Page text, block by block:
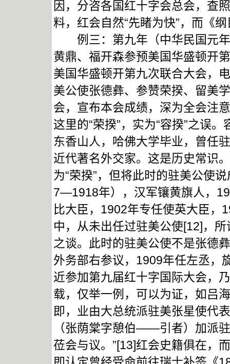
因，分咨各国红十字会总会，查
料，红会自然“先睹为快”，而《
例三：第九年（中华民国元年
黄鼎、福开森参预美国华盛顿开
美国华盛顿开第九次联合大会，
美公使张德彝、参赞荣揆、留美
会，宣布本会成绩，深为全会注
这里的“荣揆”，实为“容揆”之误
东香山人，哈佛大学毕业，曾任
近代著名外交家。这是历史常识
为“荣揆”，但将此时的驻美公使
7—1918年），汉军镶黄旗人，
比大臣，1902年专任使英大臣，
中，从未出任过驻美公使[12]，
之谈。此时的驻美公使不是张德
外务部右参议，1909年任左丞，
近参加第九届红十字国际大会，
载，仅举一例，可以为证，如吕
即，业由大总统派驻美张星使代
（张荫棠字憩伯——引者）加派
莅会与议。”[13]红会史籍俱在，